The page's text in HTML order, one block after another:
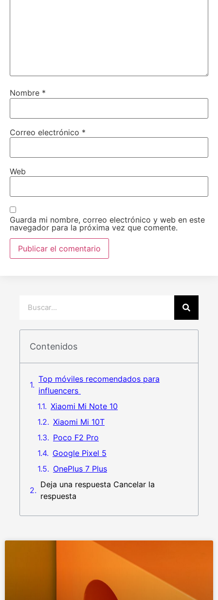
Nombre *
Correo electrónico *
Web
Guarda mi nombre, correo electrónico y web en este
navegador para la próxima vez que comente.
Contenidos
Top móviles recomendados para
influencers
Xiaomi Mi Note 10
Xiaomi Mi 10T
Poco F2 Pro
Google Pixel 5
OnePlus 7 Plus
Deja una respuesta Cancelar la
respuesta